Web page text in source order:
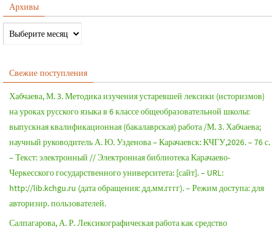
Архивы
Свежие поступления
Хабчаева, М. 3. Методика изучения устаревшей лексики (историзмов)
на уроках русского языка в 6 классе общеобразовательной школы:
выпускная квалификационная (бакалаврская) работа /М. 3. Хабчаева;
научный руководитель А. Ю. Узденова – Карачаевск: КЧГУ,2026. – 76 с.
– Текст: электронный // Электронная библиотека Карачаево-
Черкесского государственного университета: [сайт]. – URL:
http://lib.kchgu.ru (дата обращения: дд.мм.гггг). – Режим доступа: для
авторизир. пользователей.
Салпагарова, А. Р. Лексикографическая работа как средство